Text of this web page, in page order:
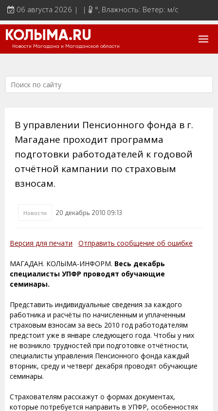
06 августа 2026 | | °, Влажность: Ветер: м/с
КОЛЫМА.RU
Новости Магадана и Магаданской области
В управлении Пенсионного фонда в г.
Магадане проходит программа
подготовки работодателей к годовой
отчётной кампании по страховым
взносам.
Новости 20 декабрь 2010 09:13
Версия для печати Отправить сообщение об ошибке
МАГАДАН. КОЛЫМА-ИНФОРМ. Весь декабрь
специалисты УПФР проводят обучающие
семинары.
Представить индивидуальные сведения за каждого
работника и расчёты по начисленным и уплаченным
страховым взносам за весь 2010 год работодателям
предстоит уже в январе следующего года. Чтобы у них
не возникло трудностей при подготовке отчётности,
специалисты управления Пенсионного фонда каждый
вторник, среду и четверг декабря проводят обучающие
семинары.
Страхователям расскажут о формах документах,
которые потребуется направить в УПФР, особенностях